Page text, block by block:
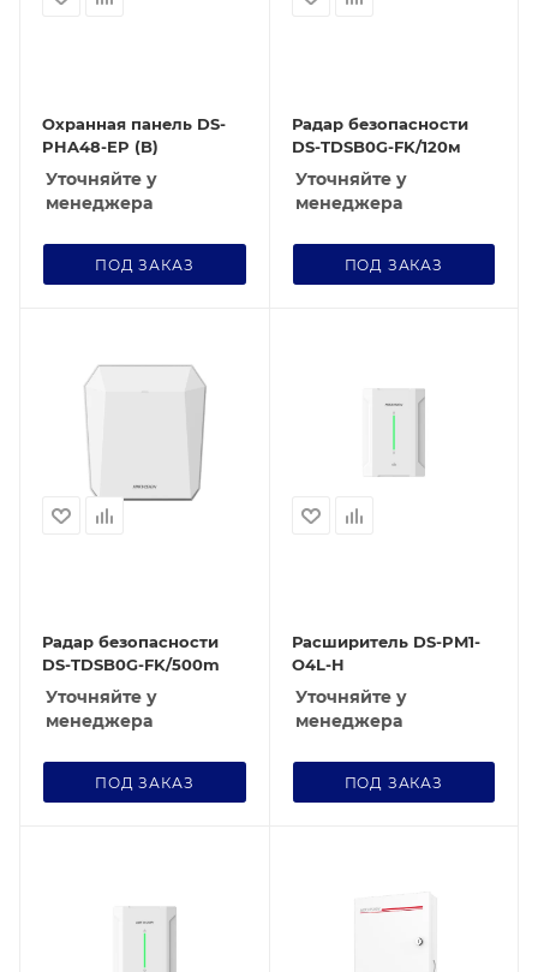
Охранная панель DS-
PHA48-EP (B)
Уточняйте у
менеджера
ПОД ЗАКАЗ
Радар безопасности
DS-TDSB0G-FK/120м
Уточняйте у
менеджера
ПОД ЗАКАЗ
Радар безопасности
DS-TDSB0G-FK/500m
Уточняйте у
менеджера
ПОД ЗАКАЗ
Расширитель DS-PM1-
O4L-H
Уточняйте у
менеджера
ПОД ЗАКАЗ